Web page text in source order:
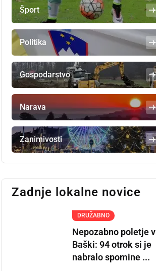
Šport
Politika
Gospodarstvo
Narava
Zanimivosti
Zadnje lokalne novice
DRUŽABNO
Nepozabno poletje v
Baški: 94 otrok si je
nabralo spomine ...